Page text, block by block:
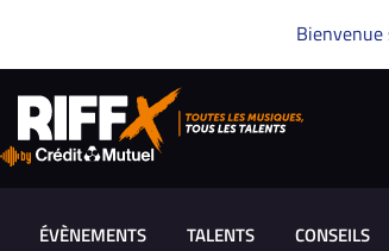
Bienvenue
ÉVÈNEMENTS TALENTS CONSEILS